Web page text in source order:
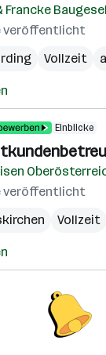
Francke
veröffentlicht
Vollzeit
Einblicke
veröffentlicht
Vollzeit